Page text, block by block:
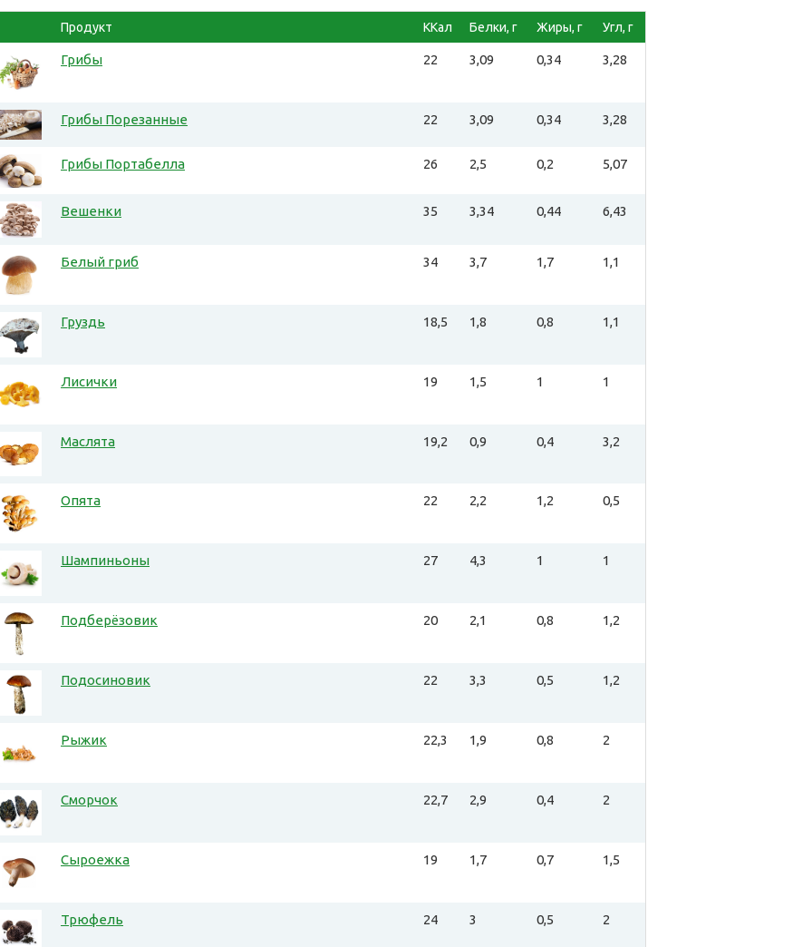
Продукт ККал Белки, г Жиры, г Угл, г
Грибы 22 3,09 0,34 3,28
Грибы Порезанные 22 3,09 0,34 3,28
Грибы Портабелла 26 2,5 0,2 5,07
Вешенки 35 3,34 0,44 6,43
Белый гриб 34 3,7 1,7 1,1
Груздь 18,5 1,8 0,8 1,1
Лисички 19 1,5 1 1
Маслята 19,2 0,9 0,4 3,2
Опята 22 2,2 1,2 0,5
Шампиньоны 27 4,3 1 1
Подберёзовик 20 2,1 0,8 1,2
Подосиновик 22 3,3 0,5 1,2
Рыжик 22,3 1,9 0,8 2
Сморчок 22,7 2,9 0,4 2
Сыроежка 19 1,7 0,7 1,5
Трюфель 24 3 0,5 2